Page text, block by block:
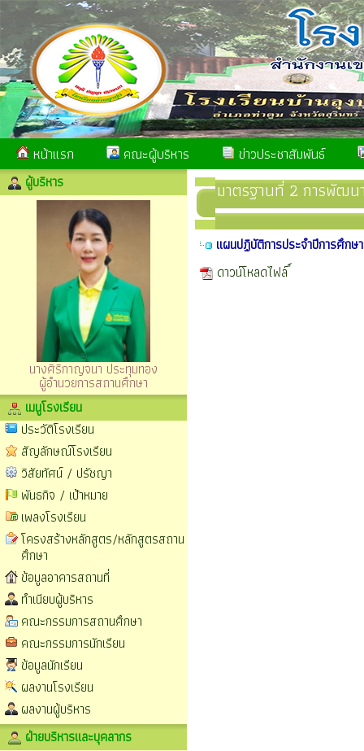
หน้าแรก คณะผู้บริหาร ข่าวประชาสัมพันธ์
ผู้บริหาร
นางศิริกาญจนา ประทุมทอง
ผู้อำนวยการสถานศึกษา
เมนูโรงเรียน
ประวัติโรงเรียน
สัญลักษณ์โรงเรียน
วิสัยทัศน์ / ปรัชญา
พันธกิจ / เป้าหมาย
เพลงโรงเรียน
โครงสร้างหลักสูตร/หลักสูตรสถาน
ศึกษา
ข้อมูลอาคารสถานที่
ทำเนียบผู้บริหาร
คณะกรรมการสถานศึกษา
คณะกรรมการนักเรียน
ข้อมูลนักเรียน
ผลงานโรงเรียน
ผลงานผู้บริหาร
ฝ่ายบริหารและบุคลากร
มาตรฐานที่ 2 การพัฒน
แผนปฏิบัติการประจำปีการศึกษ
ดาวน์โหลดไฟล์